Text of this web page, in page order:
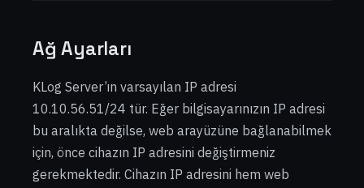
Ağ Ayarları
KLog Server’ın varsayılan IP adresi
10.10.56.51/24 tür. Eğer bilgisayarınızın IP adresi
bu aralıkta değilse, web arayüzüne bağlanabilmek
için, önce cihazın IP adresini değiştirmeniz
gerekmektedir. Cihazın IP adresini hem web